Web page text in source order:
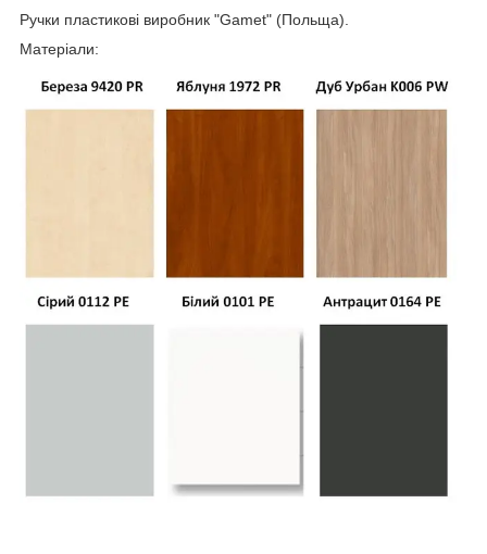
Ручки пластикові виробник "Gamet" (Польща).
Матеріали: